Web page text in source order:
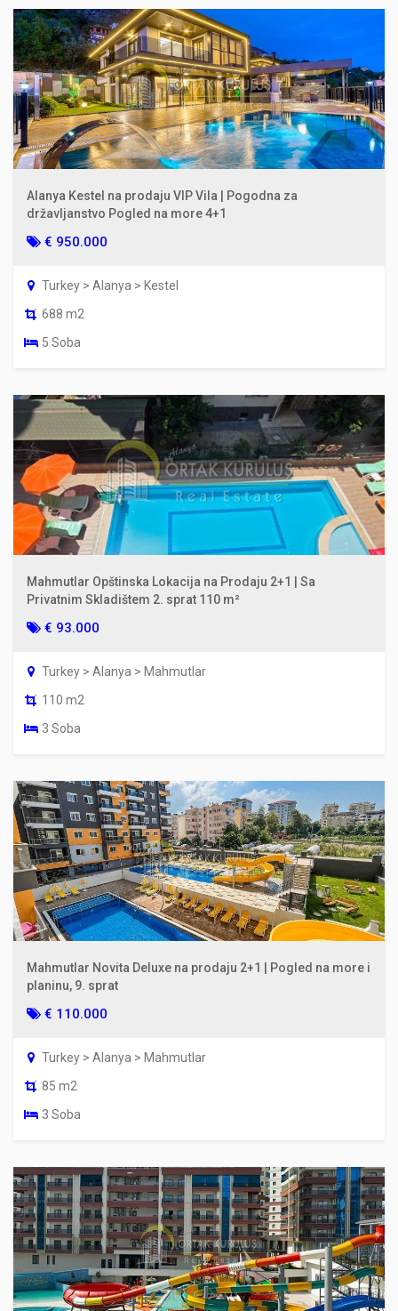
Alanya Kestel na prodaju VIP Vila | Pogodna za
državljanstvo Pogled na more 4+1
€ 950.000
Turkey > Alanya > Kestel
688 m2
5 Soba
Mahmutlar Opštinska Lokacija na Prodaju 2+1 | Sa
Privatnim Skladištem 2. sprat 110 m²
€ 93.000
Turkey > Alanya > Mahmutlar
110 m2
3 Soba
Mahmutlar Novita Deluxe na prodaju 2+1 | Pogled na more i
planinu, 9. sprat
€ 110.000
Turkey > Alanya > Mahmutlar
85 m2
3 Soba